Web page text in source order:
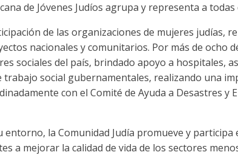
de Jóvenes Judíos agrupa y representa a
de las organizaciones de mujeres judías,
nacionales y comunitarios. Por más de ocho
sociales del país, brindado apoyo a hospitales,
trabajo social gubernamentales, realizando una
con el Comité de Ayuda a Desastres y
entorno, la Comunidad Judía promueve y
a mejorar la calidad de vida de los sectores